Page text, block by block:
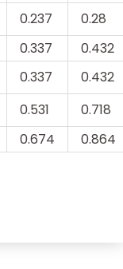
0.237
0.28
0.337
0.432
0.337
0.432
0.531
0.718
0.674 0.864